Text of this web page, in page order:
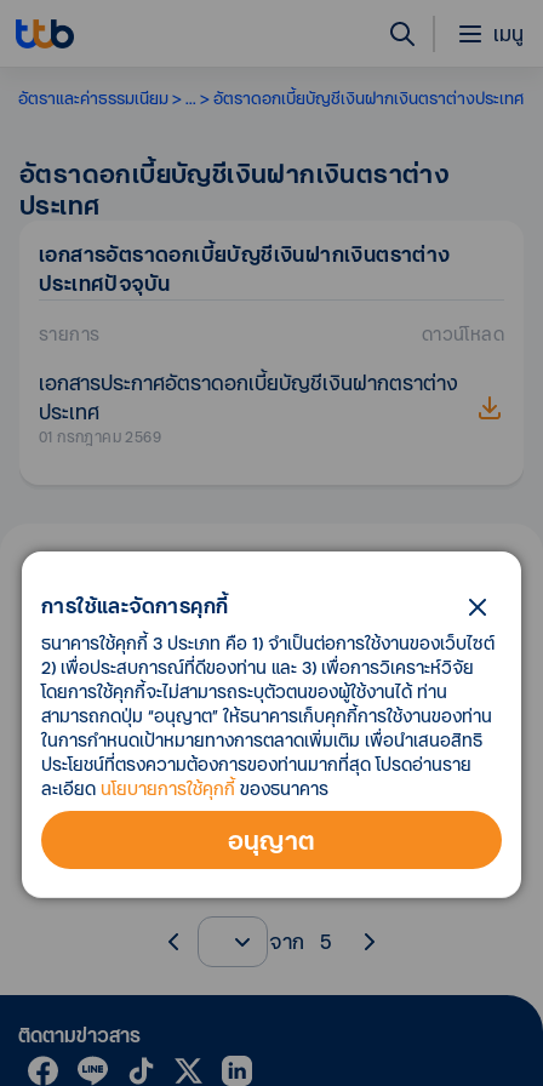
เมนู
อัตราและค่าธรรมเนียม ... อัตราดอกเบี้ยบัญชีเงินฝากเงินตราต่างประเทศ
อัตราดอกเบี้ยบัญชีเงินฝากเงินตราต่าง
ประเทศ
เอกสารอัตราดอกเบี้ยบัญชีเงินฝากเงินตราต่าง
ประเทศปัจจุบัน
รายการ ดาวน์โหลด
เอกสารประกาศอัตราดอกเบี้ยบัญชีเงินฝากตราต่าง
ประเทศ
01 กรกฎาคม 2569
ประเทศย้อนหลัง
รายการ ดาวน์โหลด
ไม่มีข้อมูลรายการย้อนหลัง
จาก 5
การใช้และจัดการคุกกี้
ธนาคารใช้คุกกี้ 3 ประเภท คือ 1) จำเป็นต่อการใช้งานของเว็บไซต์
2) เพื่อประสบการณ์ที่ดีของท่าน และ 3) เพื่อการวิเคราะห์วิจัย
โดยการใช้คุกกี้จะไม่สามารถระบุตัวตนของผู้ใช้งานได้ ท่าน
สามารถกดปุ่ม “อนุญาต” ให้ธนาคารเก็บคุกกี้การใช้งานของท่าน
ในการกำหนดเป้าหมายทางการตลาดเพิ่มเติม เพื่อนำเสนอสิทธิ
ประโยชน์ที่ตรงความต้องการของท่านมากที่สุด โปรดอ่านราย
ละเอียด นโยบายการใช้คุกกี้ของธนาคาร
อนุญาต
ติดตามข่าวสาร